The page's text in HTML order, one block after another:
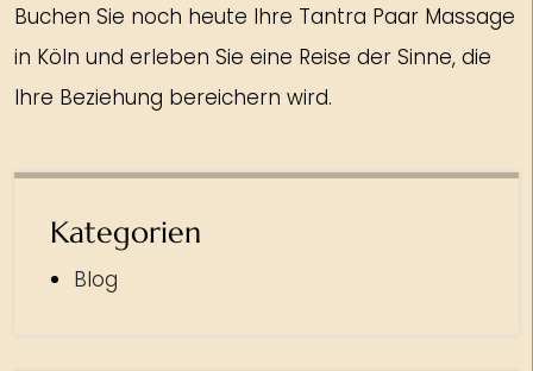
Buchen Sie noch heute Ihre Tantra Paar Massage
in Köln und erleben Sie eine Reise der Sinne, die
Ihre Beziehung bereichern wird.
Kategorien
Blog